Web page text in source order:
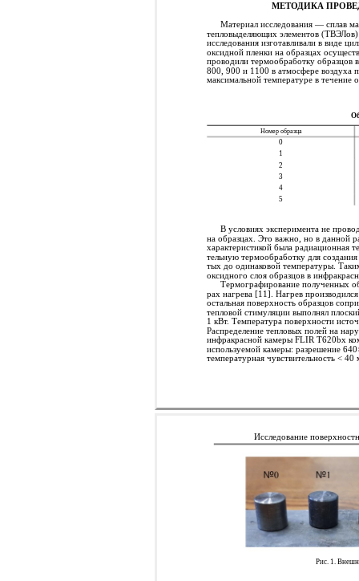
МЕТОДИКА
Материал исследования — сплав
тепловыделяющих элементов
исследования изготавливали в виде
оксидной пленки на образцах
проводили термообработку образцов
800, 900 и 1100 в атмосфере воздуха
максимальной температуре в
Номер образца
0
1
2
3
4
5
В условиях эксперимента не
на образцах. Это важно, но в данной
характеристикой была радиационная
тельную термообработку для
тых до одинаковой температуры.
оксидного слоя образцов в
Термографирование полученных
рах нагрева [11]. Нагрев
остальная поверхность образцов
тепловой стимуляции выполнял
1 кВт. Температура поверхности
Распределение тепловых полей на
инфракрасной камеры FLIR T620bx
используемой камеры: разрешение
температурная чувствительность <
Исследование
Рис. 1.